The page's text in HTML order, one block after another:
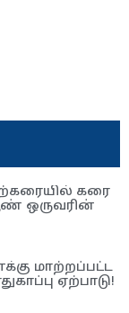
கரை
ஒருவரின்
மாற்றப்பட்ட
ஏற்பாடு!